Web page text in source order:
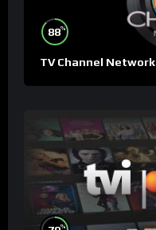
88%
TV Channel Network
%